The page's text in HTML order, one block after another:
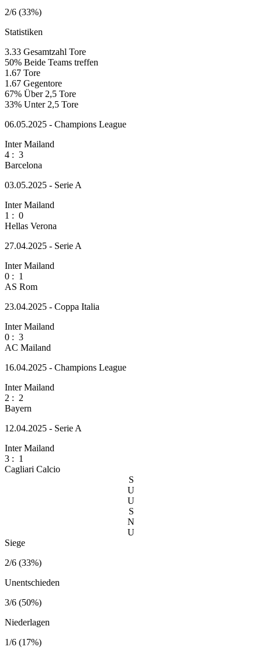
2/6 (33%)
Statistiken
3.33 Gesamtzahl Tore
50% Beide Teams treffen
1.67 Tore
1.67 Gegentore
67% Über 2,5 Tore
33% Unter 2,5 Tore
06.05.2025 - Champions League
Inter Mailand
4 : 3
Barcelona
03.05.2025 - Serie A
Inter Mailand
1 : 0
Hellas Verona
27.04.2025 - Serie A
Inter Mailand
0 : 1
AS Rom
23.04.2025 - Coppa Italia
Inter Mailand
0 : 3
AC Mailand
16.04.2025 - Champions League
Inter Mailand
2 : 2
Bayern
12.04.2025 - Serie A
Inter Mailand
3 : 1
Cagliari Calcio
S
U
U
S
N
U
Siege
2/6 (33%)
Unentschieden
3/6 (50%)
Niederlagen
1/6 (17%)